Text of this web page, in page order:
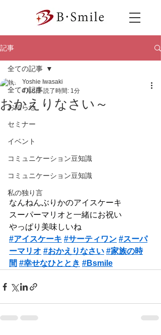
記事
全ての記事
お知らせ
セミナー
イベント
コミュニケーション豆知識
コミュニケーション豆知識
私の独り言
全ての記事
おかえりなさい～
Yoshie Iwasaki
4月8日 読了時間: 1分
なんねんぶりかのアイスケーキ
スーパーマリオと一緒にお祝い
やっぱり美味しいね
#アイスケーキ #サーティワン #スーパ
ーマリオ #おかえりなさい #家族の時
間 #幸せなひととき #Bsmile